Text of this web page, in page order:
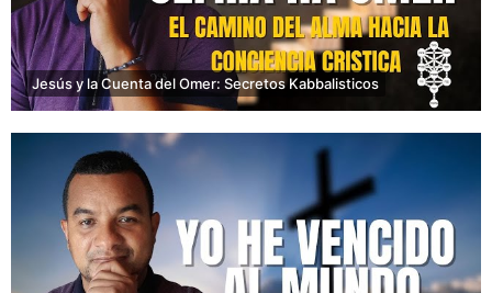
Jesús y la Cuenta del Omer: Secretos Kabbalisticos